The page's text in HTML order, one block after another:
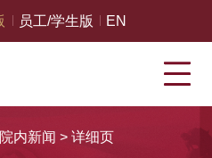
员工/学生版 EN
院内新闻 > 详细页